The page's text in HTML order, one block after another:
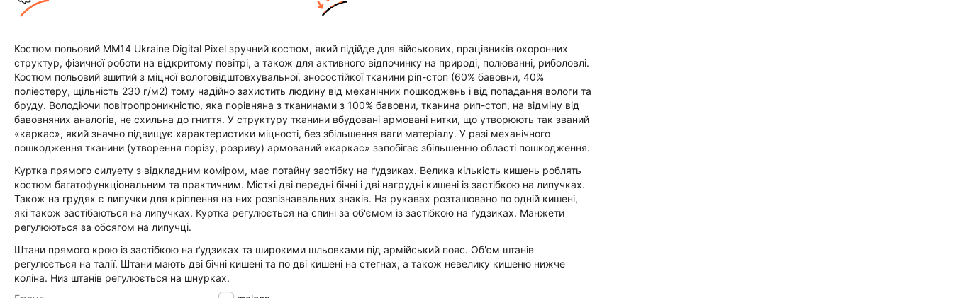
Костюм польовий ММ14 Ukraine Digital Pixel зручний костюм, який підійде для військових, працівників охоронних
структур, фізичної роботи на відкритому повітрі, а також для активного відпочинку на природі, полюванні, риболовлі.
Костюм польовий зшитий з міцної вологовідштовхувальної, зносостійкої тканини ріп-стоп (60% бавовни, 40%
поліестеру, щільність 230 г/м2) тому надійно захистить людину від механічних пошкоджень і від попадання вологи та
бруду. Володіючи повітропроникністю, яка порівняна з тканинами з 100% бавовни, тканина рип-стоп, на відміну від
бавовняних аналогів, не схильна до гниття. У структуру тканини вбудовані армовані нитки, що утворюють так званий
«каркас», який значно підвищує характеристики міцності, без збільшення ваги матеріалу. У разі механічного
пошкодження тканини (утворення порізу, розриву) армований «каркас» запобігає збільшенню області пошкодження.
Куртка прямого силуету з відкладним коміром, має потайну застібку на ґудзиках. Велика кількість кишень роблять
костюм багатофункціональним та практичним. Місткі дві передні бічні і дві нагрудні кишені із застібкою на липучках.
Також на грудях є липучки для кріплення на них розпізнавальних знаків. На рукавах розташовано по одній кишені,
які також застібаються на липучках. Куртка регулюється на спині за об'ємом із застібкою на ґудзиках. Манжети
регулюються за обсягом на липучці.
Штани прямого крою із застібкою на ґудзиках та широкими шльовками під армійський пояс. Об'єм штанів
регулюється на талії. Штани мають дві бічні кишені та по дві кишені на стегнах, а також невелику кишеню нижче
коліна. Низ штанів регулюється на шнурках.